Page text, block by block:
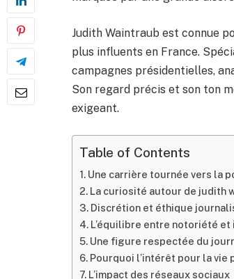
Judith Waintraub est connue
plus influents en France.
campagnes présidentielles,
Son regard précis et son ton
exigeant.
Table of Contents
Une carrière tournée vers la
La curiosité autour de judith
Discrétion et éthique
L’équilibre entre notoriété et
Une figure respectée du
Pourquoi l’intérêt pour la vie
L’impact des réseaux sociaux